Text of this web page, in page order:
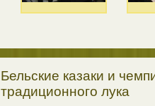
Бельские казаки и
традиционного лука